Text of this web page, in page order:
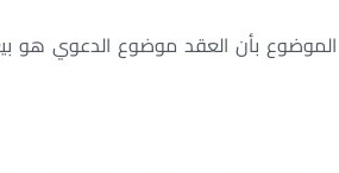
بأن العقد موضوع الدعوي هو بيع